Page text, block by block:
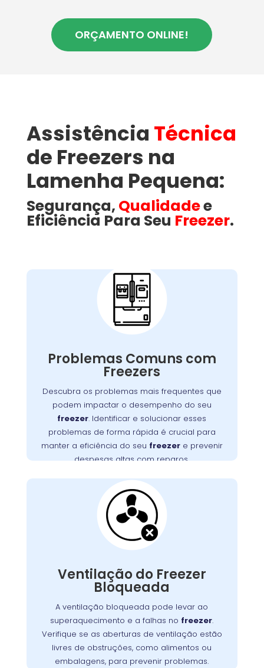
ORÇAMENTO ONLINE!
Assistência Técnica
de Freezers na
Lamenha Pequena:
Segurança, Qualidadee
Eficiência Para Seu Freezer.
Problemas Comuns com
Freezers
Descubra os problemas mais frequentes que
podem impactar o desempenho do seu
freezer. Identificar e solucionar esses
problemas de forma rápida é crucial para
manter a eficiência do seu freezere prevenir
despesas altas com reparos.
Resolve Problemas
Comuns em Freezers
na Lamenha Pequena
Freezers podem apresentar diversos
desde falhas no motor até obstruções na
Detectar e resolver esses problemas
rapidamente é essencial para manter a
eficiência do seu freezer e evitar altos custos
. A
Wandertec
, na Lamenha
Pequena, oferece serviços especializados para
diagnosticar e corrigir esses problemas,
assegurando a durabilidade e o desempenho
Ventilação do Freezer
Bloqueada
A ventilação bloqueada pode levar ao
superaquecimento e a falhas no freezer.
Verifique se as aberturas de ventilação estão
livres de obstruções, como alimentos ou
embalagens, para prevenir problemas.
Ventilação do Freezer
Bloqueada na
Lamenha Pequena
Uma ventilação obstruída é um problema
do motor e falhas no sistema de refrigeração
.
Garanta que as aberturas de
alimentos ou embalagens
. Manter uma boa
ventilação é essencial para assegurar a
eficiência e a longevidade do
freezer
prevenindo custos extras com reparos.